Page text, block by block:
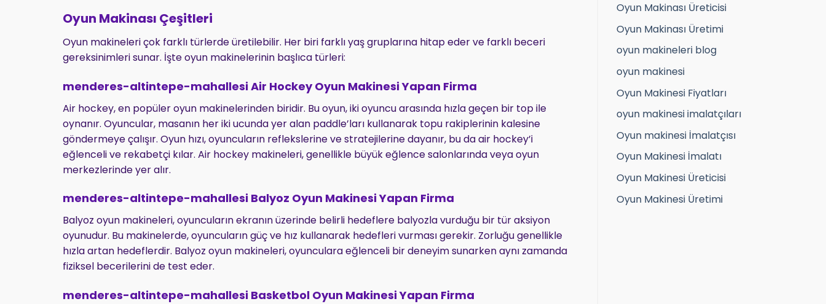
Oyun Makinası Çeşitleri
Oyun makineleri çok farklı türlerde üretilebilir. Her biri farklı yaş gruplarına hitap eder ve farklı beceri
gereksinimleri sunar. İşte oyun makinelerinin başlıca türleri:
menderes-altintepe-mahallesi Air Hockey Oyun Makinesi Yapan Firma
Air hockey, en popüler oyun makinelerinden biridir. Bu oyun, iki oyuncu arasında hızla geçen bir top ile
oynanır. Oyuncular, masanın her iki ucunda yer alan paddle’ları kullanarak topu rakiplerinin kalesine
göndermeye çalışır. Oyun hızı, oyuncuların reflekslerine ve stratejilerine dayanır, bu da air hockey’i
eğlenceli ve rekabetçi kılar. Air hockey makineleri, genellikle büyük eğlence salonlarında veya oyun
merkezlerinde yer alır.
menderes-altintepe-mahallesi Balyoz Oyun Makinesi Yapan Firma
Balyoz oyun makineleri, oyuncuların ekranın üzerinde belirli hedeflere balyozla vurduğu bir tür aksiyon
oyunudur. Bu makinelerde, oyuncuların güç ve hız kullanarak hedefleri vurması gerekir. Zorluğu genellikle
hızla artan hedeflerdir. Balyoz oyun makineleri, oyunculara eğlenceli bir deneyim sunarken aynı zamanda
fiziksel becerilerini de test eder.
menderes-altintepe-mahallesi Basketbol Oyun Makinesi Yapan Firma
Oyun Makinası Üreticisi
Oyun Makinası Üretimi
oyun makineleri blog
oyun makinesi
Oyun Makinesi Fiyatları
oyun makinesi imalatçıları
Oyun makinesi İmalatçısı
Oyun Makinesi İmalatı
Oyun Makinesi Üreticisi
Oyun Makinesi Üretimi